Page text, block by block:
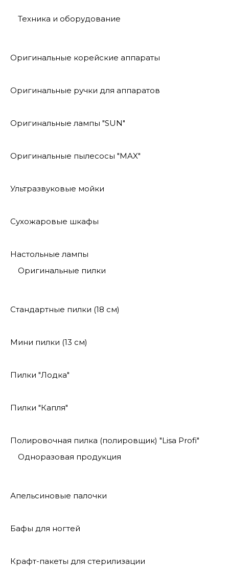
Техника и оборудование
Оригинальные корейские аппараты
Оригинальные ручки для аппаратов
Оригинальные лампы "SUN"
Оригинальные пылесосы "MAX"
Ультразвуковые мойки
Сухожаровые шкафы
Настольные лампы
Оригинальные пилки
Стандартные пилки (18 см)
Мини пилки (13 см)
Пилки "Лодка"
Пилки "Капля"
Полировочная пилка (полировщик) "Lisa Profi"
Одноразовая продукция
Апельсиновые палочки
Бафы для ногтей
Крафт-пакеты для стерилизации